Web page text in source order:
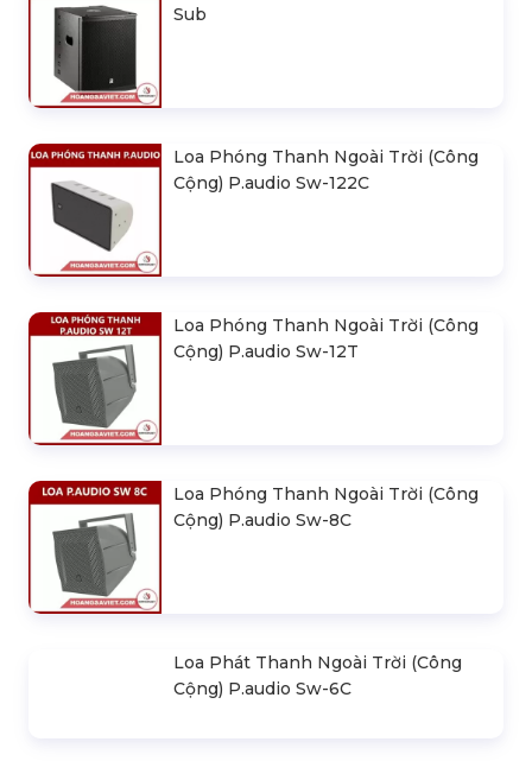
Sub
Loa Phóng Thanh Ngoài Trời (Công
Cộng) P.audio Sw-122C
Loa Phóng Thanh Ngoài Trời (Công
Cộng) P.audio Sw-12T
Loa Phóng Thanh Ngoài Trời (Công
Cộng) P.audio Sw-8C
Loa Phát Thanh Ngoài Trời (Công
Cộng) P.audio Sw-6C